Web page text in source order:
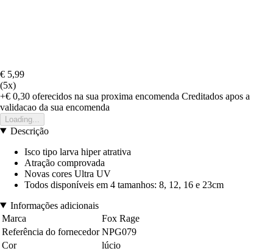
€ 5,99
(5x)
+€ 0,30 oferecidos na sua proxima encomenda Creditados apos a
validacao da sua encomenda
Loading...
Descrição
Isco tipo larva hiper atrativa
Atração comprovada
Novas cores Ultra UV
Todos disponíveis em 4 tamanhos: 8, 12, 16 e 23cm
Informações adicionais
Marca
Fox Rage
Referência do fornecedor NPG079
Cor
lúcio